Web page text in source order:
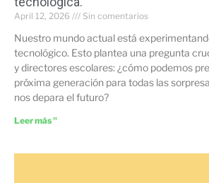
April 12, 2026 Sin comentarios
Nuestro mundo actual está
tecnológico. Esto plantea una pregunta
y directores escolares: ¿cómo podemos
próxima generación para todas las
nos depara el futuro?
Leer más "